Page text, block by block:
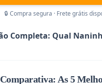
🔒 Compra segura · Frete grátis
Completa: Qual
As 5